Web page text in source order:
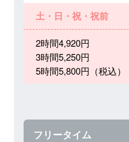
土・日・祝・祝前
2時間4,920円
3時間5,250円
5時間5,800円（税込）
フリータイム